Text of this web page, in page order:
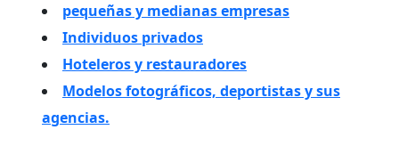
pequeñas y medianas empresas
Individuos privados
Hoteleros y restauradores
Modelos fotográficos, deportistas y sus
agencias.